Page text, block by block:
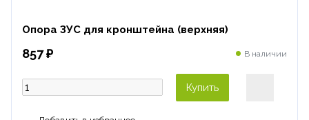
Опора ЗУС для кронштейна (верхняя)
857 ₽ В наличии
Купить